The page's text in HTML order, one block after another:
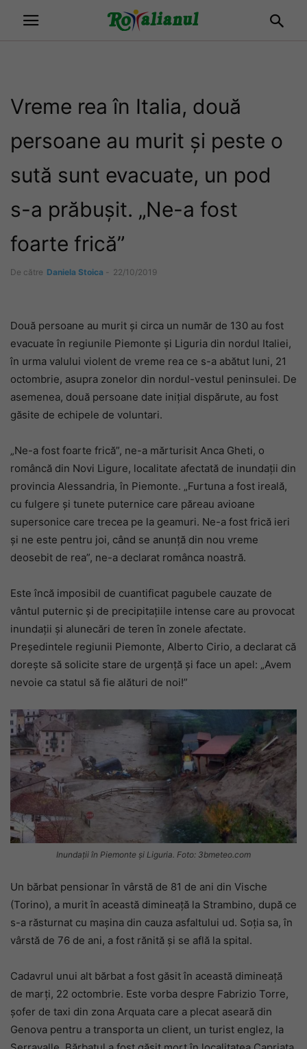
Vreme rea în Italia, două
persoane au murit și peste o
sută sunt evacuate, un pod
s-a prăbușit. „Ne-a fost
foarte frică”
De către Daniela Stoica - 22/10/2019
Două persoane au murit și circa un număr de 130 au fost
evacuate în regiunile Piemonte și Liguria din nordul Italiei,
în urma valului violent de vreme rea ce s-a abătut luni, 21
octombrie, asupra zonelor din nordul-vestul peninsulei. De
asemenea, două persoane date inițial dispărute, au fost
găsite de echipele de voluntari.
„Ne-a fost foarte frică”, ne-a mărturisit Anca Gheti, o
româncă din Novi Ligure, localitate afectată de inundații din
provincia Alessandria, în Piemonte. „Furtuna a fost ireală,
cu fulgere și tunete puternice care păreau avioane
supersonice care trecea pe la geamuri. Ne-a fost frică ieri
și ne este pentru joi, când se anunță din nou vreme
deosebit de rea”, ne-a declarat românca noastră.
Este încă imposibil de cuantificat pagubele cauzate de
vântul puternic și de precipitațiile intense care au provocat
inundații și alunecări de teren în zonele afectate.
Președintele regiunii Piemonte, Alberto Cirio, a declarat că
dorește să solicite stare de urgență și face un apel: „Avem
nevoie ca statul să fie alături de noi!”
Inundații în Piemonte și Liguria. Foto: 3bmeteo.com
Un bărbat pensionar în vârstă de 81 de ani din Vische
(Torino), a murit în această dimineață la Strambino, după ce
s-a răsturnat cu mașina din cauza asfaltului ud. Soția sa, în
vârstă de 76 de ani, a fost rănită și se află la spital.
Cadavrul unui alt bărbat a fost găsit în această dimineață
de marți, 22 octombrie. Este vorba despre Fabrizio Torre,
șofer de taxi din zona Arquata care a plecat aseară din
Genova pentru a transporta un client, un turist englez, la